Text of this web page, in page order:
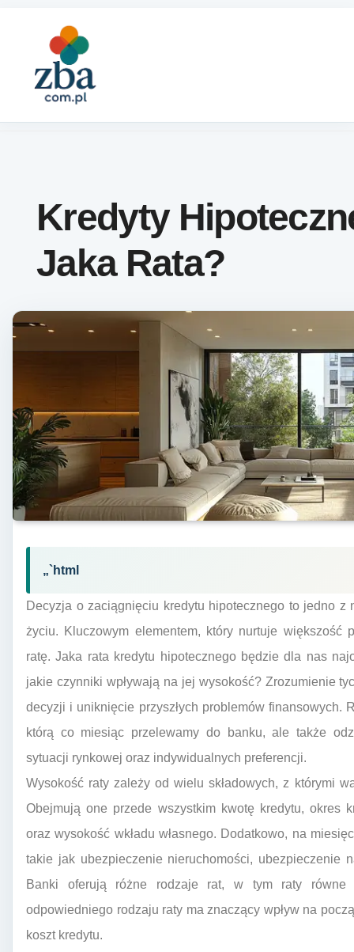
Kredyty
Jaka Rata?
„`html
Decyzja o zaciągnięciu kredytu hipotecznego to jedno
życiu. Kluczowym elementem, który nurtuje większość
ratę. Jaka rata kredytu hipotecznego będzie dla nas
jakie czynniki wpływają na jej wysokość? Zrozumienie
decyzji i uniknięcie przyszłych problemów finansowych.
którą co miesiąc przelewamy do banku, ale także
sytuacji rynkowej oraz indywidualnych preferencji.
Wysokość raty zależy od wielu składowych, z którymi
Obejmują one przede wszystkim kwotę kredytu, okres
oraz wysokość wkładu własnego. Dodatkowo, na
takie jak ubezpieczenie nieruchomości, ubezpieczenie
Banki oferują różne rodzaje rat, w tym raty równe
odpowiedniego rodzaju raty ma znaczący wpływ na
koszt kredytu.